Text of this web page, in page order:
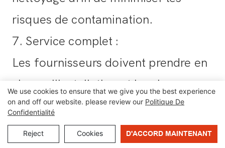
risques de contamination.
7. Service complet :
Les fournisseurs doivent prendre en
charge l'installation et la mise en
service des équipements, la
formation à leur utilisation et le
We use cookies to ensure that we give you the best experience
on and off our website. please review our Politique De
Confidentialité
Reject Cookies D'ACCORD MAINTENANT